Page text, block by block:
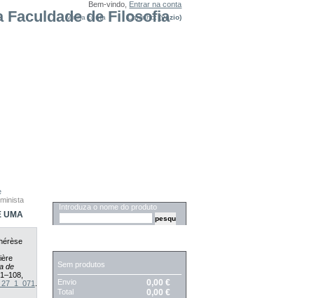
Bem-vindo, Entrar na conta
Carrinho: (vazio)
Minha conta
UMA
de
Introduza o nome do produto
Sem produtos
Envio 0,00 €
Total 0,00 €